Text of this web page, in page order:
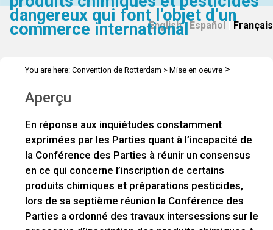
dangereux qui font l’objet d’un
commerce international
English| Español Français
You are here: Convention de Rotterdam > Mise en oeuvre >
intersessions entre la CdP.7 et la CdP.8
Aperçu
En réponse aux inquiétudes constamment
exprimées par les Parties quant à l’incapacité de
la Conférence des Parties à réunir un consensus
en ce qui concerne l’inscription de certains
produits chimiques et préparations pesticides,
lors de sa septième réunion la Conférence des
Parties a ordonné des travaux intersessions sur le